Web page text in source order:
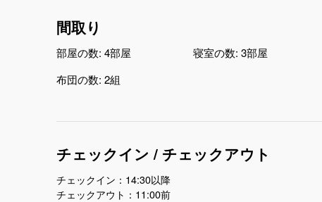
間取り
部屋の数: 4部屋 寝室の数: 3部屋
布団の数: 2組
チェックイン / チェックアウト
チェックイン：14:30以降
チェックアウト：11:00前